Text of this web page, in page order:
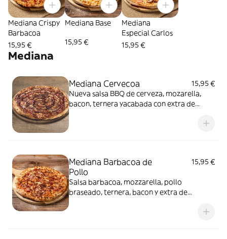
Mediana Crispy
Barbacoa
15,95 €
Mediana Base
15,95 €
Mediana
Especial Carlos
15,95 €
Mediana
Mediana Cervecoa
15,95 €
Nueva salsa BBQ de cerveza, mozarella,
bacon, ternera yacabada con extra de
Mediana Barbacoa de
Pollo
15,95 €
Salsa barbacoa, mozzarella, pollo
braseado, ternera, bacon y extra de